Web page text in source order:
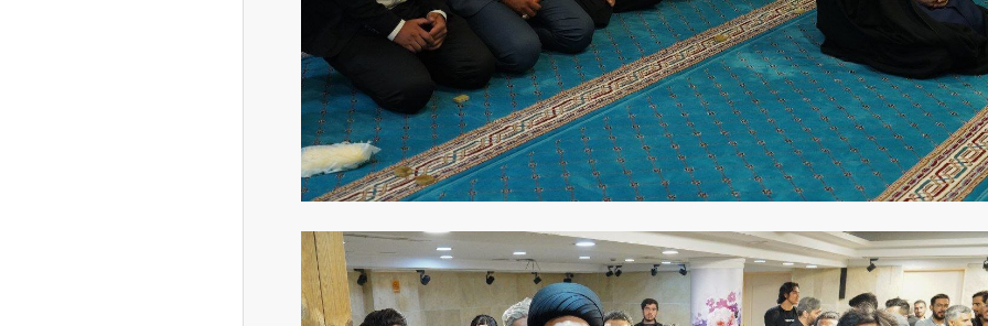
شد/ اولین
سیاسی + جدول
هجوم خودروسازان چینی به اروپا؛ آیا
کارخانه‌های بحران‌زده نجات پیدا می‌کنند؟
واردات خودرو از منطقه آزاد تهران؛ مناظره
داغی که بازار خودرو را تحت تأثیر قرار داد